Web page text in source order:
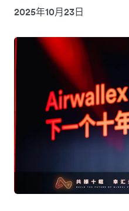
2025年10月23日